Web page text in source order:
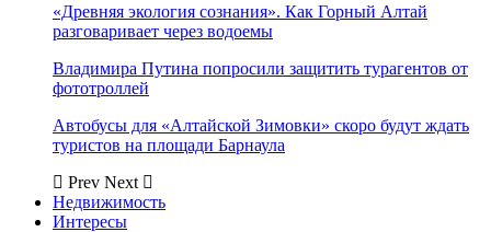
«Древняя экология сознания». Как Горный Алтай
разговаривает через водоемы
Владимира Путина попросили защитить турагентов от
фототроллей
Автобусы для «Алтайской Зимовки» скоро будут ждать
туристов на площади Барнаула
Prev Next
Недвижимость
Интересы